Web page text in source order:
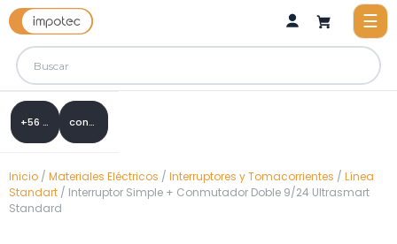
+56 9 8288 0307 contacto@impotec.cl
Inicio / Materiales Eléctricos / Interruptores y Tomacorrientes / Línea
Standart / Interruptor Simple + Conmutador Doble 9/24 Ultrasmart
Standard